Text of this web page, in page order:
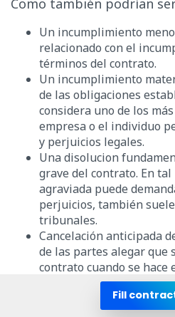
Como también podrían
Un incumplimiento
relacionado con el
términos del contrato.
Un incumplimiento
de las obligaciones
considera uno de los
empresa o el individuo
y perjuicios legales.
Una disolucion
grave del contrato. En
agraviada puede
perjuicios, también
tribunales.
Cancelación anticipada
de las partes alegar que
contrato cuando se hace
parte no cumplirá la
el plazo estipulado.
Fill